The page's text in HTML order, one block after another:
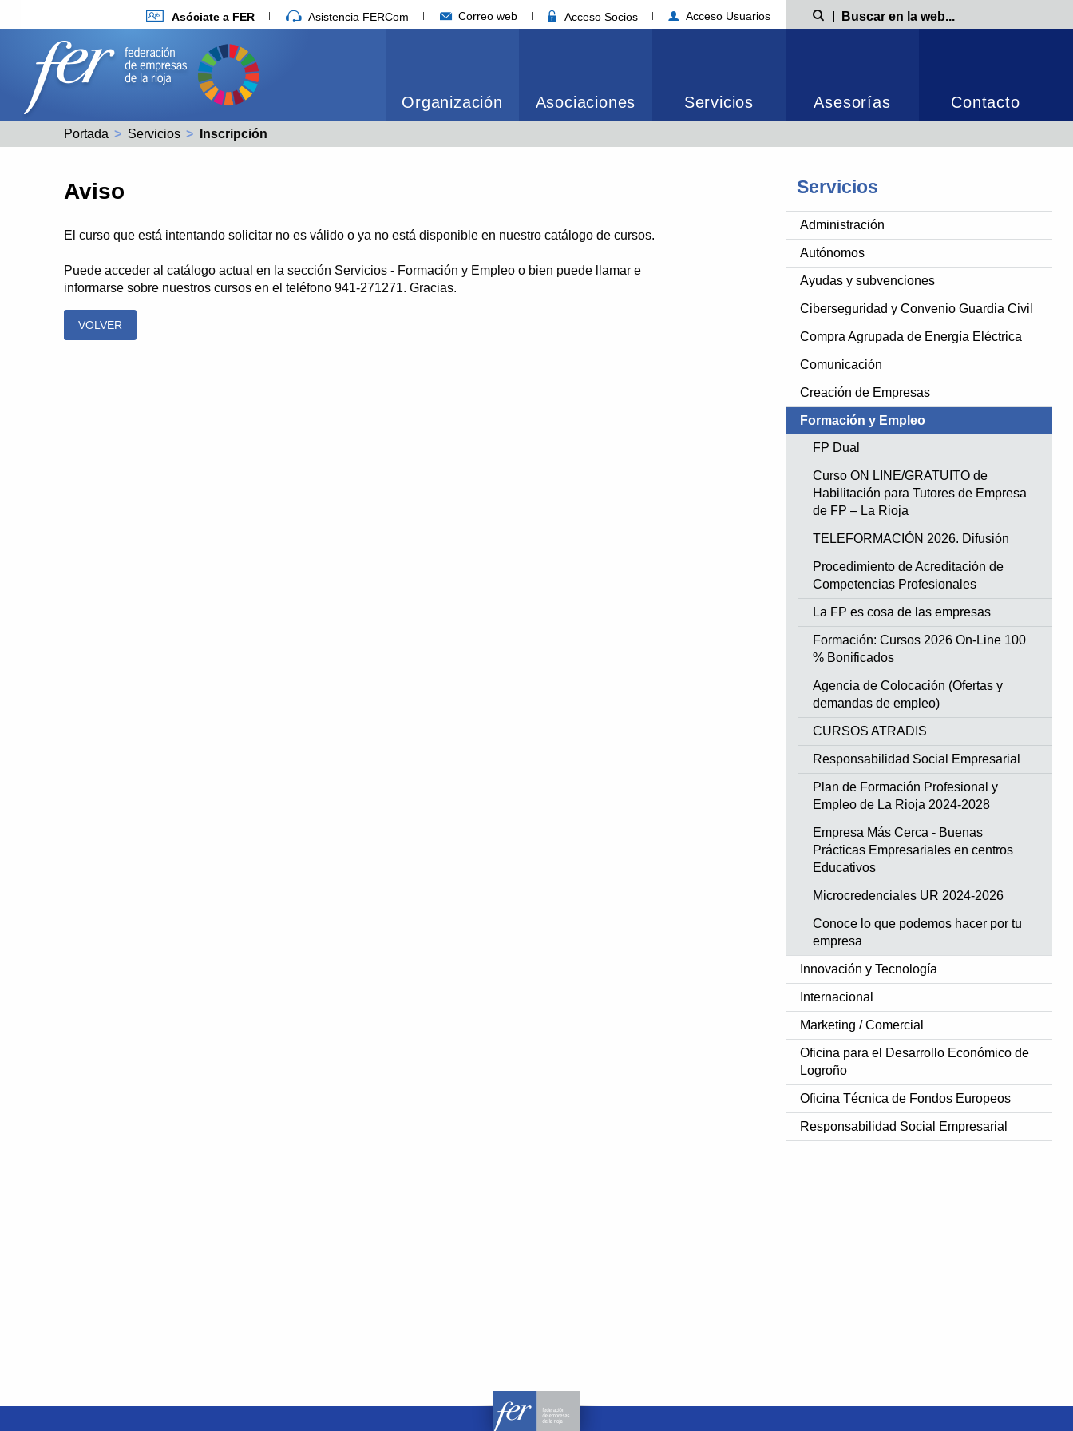
Asóciate a FER Asistencia FERCom Correo web Acceso Socios Acceso Usuarios Búsqueda
Organización Asociaciones Servicios Asesorías Contacto
Portada Servicios Actual:
Inscripción
Servicios
Administración
Autónomos
Ayudas y subvenciones
Ciberseguridad y Convenio Guardia Civil
Compra Agrupada de Energía Eléctrica
Comunicación
Creación de Empresas
Formación y Empleo
FP Dual
Curso ON LINE/GRATUITO de
Habilitación para Tutores de Empresa
de FP – La Rioja
TELEFORMACIÓN 2026. Difusión
Procedimiento de Acreditación de
Competencias Profesionales
La FP es cosa de las empresas
Formación: Cursos 2026 On-Line 100
% Bonificados
Agencia de Colocación (Ofertas y
demandas de empleo)
CURSOS ATRADIS
Responsabilidad Social Empresarial
Plan de Formación Profesional y
Empleo de La Rioja 2024-2028
Empresa Más Cerca - Buenas
Prácticas Empresariales en centros
Educativos
Microcredenciales UR 2024-2026
Conoce lo que podemos hacer por tu
empresa
Innovación y Tecnología
Internacional
Marketing / Comercial
Oficina para el Desarrollo Económico de
Logroño
Oficina Técnica de Fondos Europeos
Responsabilidad Social Empresarial
Aviso
El curso que está intentando solicitar no es válido o ya no está disponible en nuestro catálogo de cursos.
Puede acceder al catálogo actual en la sección Servicios - Formación y Empleo o bien puede llamar e
informarse sobre nuestros cursos en el teléfono 941-271271. Gracias.
VOLVER